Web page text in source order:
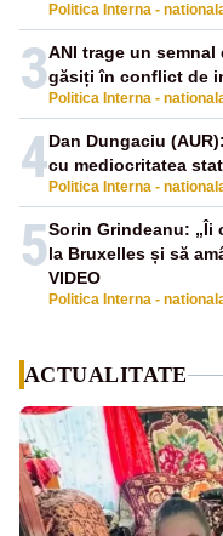
Politica Interna -
3 Politica Interna -
ANI trage un semnal
găsiți în conflict de
4 Politica Interna -
Dan Dungaciu
cu mediocritatea
5
Politica Interna -
Sorin Grindeanu: „Îi
la Bruxelles și să
VIDEO
ACTUALITATE